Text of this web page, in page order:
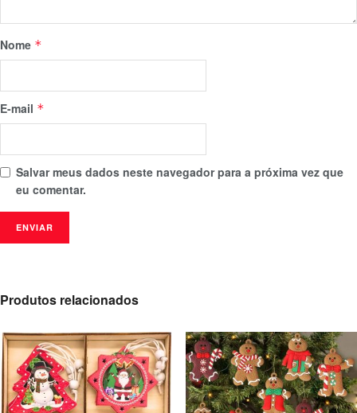
Nome *
E-mail *
Salvar meus dados neste navegador para a próxima vez que
eu comentar.
Produtos relacionados